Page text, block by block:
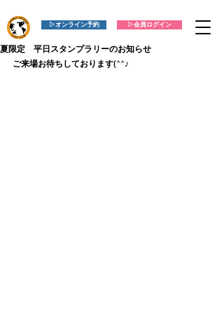
▷会員ログイン
▷オンライン予約
夏限定 平日スタンプラリーのお知らせ
ご来場お待ちしております(^^♪